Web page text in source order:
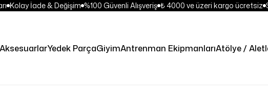
Kolay İade & Değişim %100 Güvenli Alışveriş ₺ 4000 ve üzeri kargo ücretsiz
AksesuarlarYedek ParçaGiyimAntrenman EkipmanlarıAtölye /